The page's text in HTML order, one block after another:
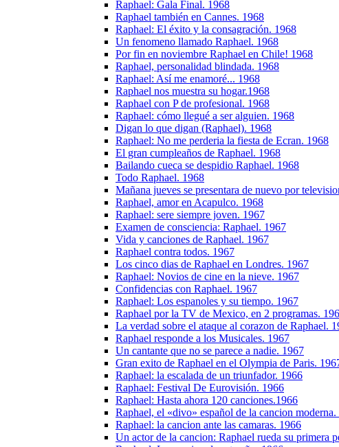
Raphael: Gala Final. 1968
Raphael también en Cannes. 1968
Raphael: El éxito y la consagración. 1968
Un fenomeno llamado Raphael. 1968
Por fin en noviembre Raphael en Chile! 1968
Raphael, personalidad blindada. 1968
Raphael: Así me enamoré... 1968
Raphael nos muestra su hogar.1968
Raphael con P de profesional. 1968
Raphael: cómo llegué a ser alguien. 1968
Digan lo que digan (Raphael). 1968
Raphael: No me perderia la fiesta de Ecran. 1968
El gran cumpleaños de Raphael. 1968
Bailando cueca se despidio Raphael. 1968
Todo Raphael. 1968
Mañana jueves se presentara de nuevo por
Raphael, amor en Acapulco. 1968
Raphael: sere siempre joven. 1967
Examen de consciencia: Raphael. 1967
Vida y canciones de Raphael. 1967
Raphael contra todos. 1967
Los cinco dias de Raphael en Londres. 1967
Raphael: Novios de cine en la nieve. 1967
Confidencias con Raphael. 1967
Raphael: Los espanoles y su tiempo. 1967
Raphael por la TV de Mexico, en 2 programas.
La verdad sobre el ataque al corazon de Raphael.
Raphael responde a los Musicales. 1967
Un cantante que no se parece a nadie. 1967
Gran exito de Raphael en el Olympia de Paris.
Raphael: la escalada de un triunfador. 1966
Raphael: Festival De Eurovisión. 1966
Raphael: Hasta ahora 120 canciones.1966
Raphael, el «divo» español de la cancion moderna.
Raphael: la cancion ante las camaras. 1966
Un actor de la cancion: Raphael rueda su primera